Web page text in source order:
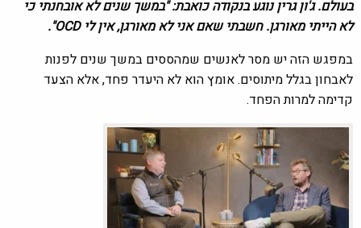
בעולם. ג'ון גרין נוגע בנקודה כואבת: "במשך שנים לא אובחנתי כי
לא הייתי מאורגן. חשבתי שאם אני לא מאורגן, אין לי OCD".
במפגש הזה יש מסר לאנשים שמהססים במשך שנים לפנות
לאבחון בגלל מיתוסים. אומץ הוא לא היעדר פחד, אלא הצעד
קדימה למרות הפחד.